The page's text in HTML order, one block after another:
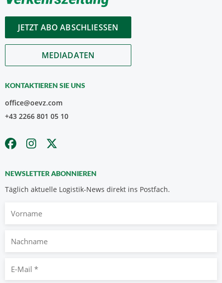
JETZT ABO ABSCHLIESSEN
MEDIADATEN
KONTAKTIEREN SIE UNS
office@oevz.com
+43 2266 801 05 10
NEWSLETTER ABONNIEREN
Täglich aktuelle Logistik-News direkt ins Postfach.
Nachname
Mail